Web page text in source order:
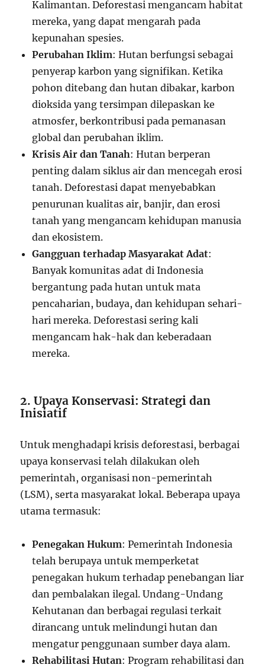
Kalimantan. Deforestasi mengancam habitat
mereka, yang dapat mengarah pada
kepunahan spesies.
Perubahan Iklim: Hutan berfungsi sebagai
penyerap karbon yang signifikan. Ketika
pohon ditebang dan hutan dibakar, karbon
dioksida yang tersimpan dilepaskan ke
atmosfer, berkontribusi pada pemanasan
global dan perubahan iklim.
Krisis Air dan Tanah: Hutan berperan
penting dalam siklus air dan mencegah erosi
tanah. Deforestasi dapat menyebabkan
penurunan kualitas air, banjir, dan erosi
tanah yang mengancam kehidupan manusia
dan ekosistem.
Gangguan terhadap Masyarakat Adat:
Banyak komunitas adat di Indonesia
bergantung pada hutan untuk mata
pencaharian, budaya, dan kehidupan sehari-
hari mereka. Deforestasi sering kali
mengancam hak-hak dan keberadaan
mereka.
2. Upaya Konservasi: Strategi dan
Inisiatif
Untuk menghadapi krisis deforestasi, berbagai
upaya konservasi telah dilakukan oleh
pemerintah, organisasi non-pemerintah
(LSM), serta masyarakat lokal. Beberapa upaya
utama termasuk:
Penegakan Hukum: Pemerintah Indonesia
telah berupaya untuk memperketat
penegakan hukum terhadap penebangan liar
dan pembalakan ilegal. Undang-Undang
Kehutanan dan berbagai regulasi terkait
dirancang untuk melindungi hutan dan
mengatur penggunaan sumber daya alam.
Rehabilitasi Hutan: Program rehabilitasi dan